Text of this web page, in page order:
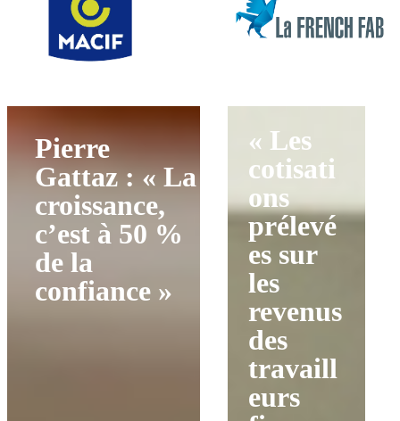
Pierre
Gattaz : « La
croissance,
c’est à 50 %
de la
confiance »
« Les
cotisati
ons
prélevé
es sur
les
revenus
des
travaill
eurs